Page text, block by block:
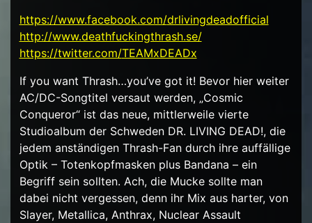
https://www.facebook.com/drlivingdeadofficial
http://www.deathfuckingthrash.se/
https://twitter.com/TEAMxDEADx
If you want Thrash…you’ve got it! Bevor hier weiter
AC/DC-Songtitel versaut werden, „Cosmic
Conqueror“ ist das neue, mittlerweile vierte
Studioalbum der Schweden DR. LIVING DEAD!, die
jedem anständigen Thrash-Fan durch ihre auffällige
Optik – Totenkopfmasken plus Bandana – ein
Begriff sein sollten. Ach, die Mucke sollte man
dabei nicht vergessen, denn ihr Mix aus harter, von
Slayer, Metallica, Anthrax, Nuclear Assault